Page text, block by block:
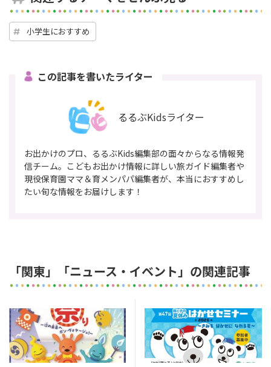
小学生におすすめ
この記事を書いたライター
るるぶKidsライター
お出かけのプロ、るるぶKids編集部の面々からなる情報発
信チーム。こどもお出かけ情報に詳しい旅ガイド編集者や
現役保育園ママ＆育メンパパ編集者が、本当におすすめし
たい旬な情報をお届けします！
「関東」「ニュース・イベント」の関連記事